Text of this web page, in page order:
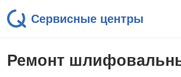
Сервисные центры
Ремонт